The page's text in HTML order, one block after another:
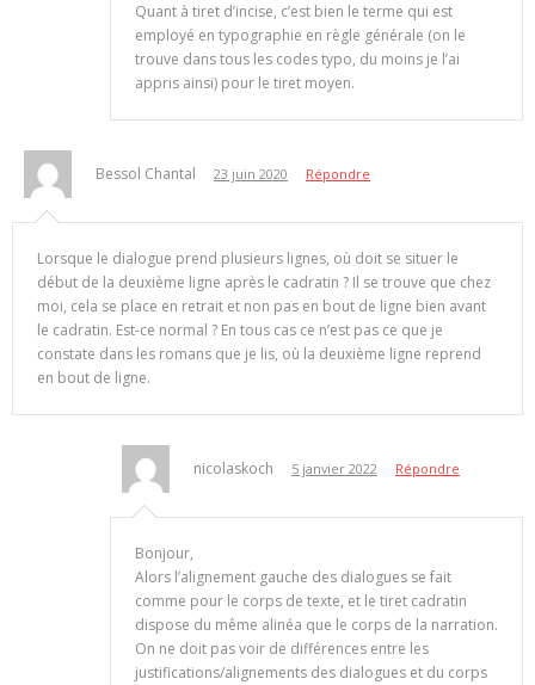
Quant à tiret d’incise, c’est bien le terme qui est
employé en typographie en règle générale (on le
trouve dans tous les codes typo, du moins je l’ai
appris ainsi) pour le tiret moyen.
Bessol Chantal 23 juin 2020 Répondre
Lorsque le dialogue prend plusieurs lignes, où doit se situer le
début de la deuxième ligne après le cadratin ? Il se trouve que chez
moi, cela se place en retrait et non pas en bout de ligne bien avant
le cadratin. Est-ce normal ? En tous cas ce n’est pas ce que je
constate dans les romans que je lis, où la deuxième ligne reprend
en bout de ligne.
nicolaskoch 5 janvier 2022 Répondre
Bonjour,
Alors l’alignement gauche des dialogues se fait
comme pour le corps de texte, et le tiret cadratin
dispose du même alinéa que le corps de la narration.
On ne doit pas voir de différences entre les
justifications/alignements des dialogues et du corps